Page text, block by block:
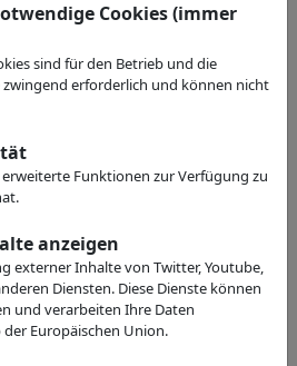
Mikrotechnik
Systems
Cookies (immer
sind für den Betrieb und die
zwingend erforderlich und können nicht
Funktionen zur Verfügung zu
anzeigen
externer Inhalte von Twitter, Youtube,
Diensten. Diese Dienste können
und verarbeiten Ihre Daten
Europäischen Union.